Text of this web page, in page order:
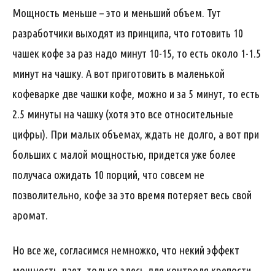
Мощность меньше – это и меньший объем. Тут
разработчики выходят из принципа, что готовить 10
чашек кофе за раз надо минут 10-15, то есть около 1-1.5
минут на чашку. А вот приготовить в маленькой
кофеварке две чашки кофе, можно и за 5 минут, то есть
2.5 минуты на чашку (хотя это все относительные
цифры). При малых объемах, ждать не долго, а вот при
больших с малой мощностью, придется уже более
получаса ожидать 10 порций, что совсем не
позволительно, кофе за это время потеряет весь свой
аромат.
Но все же, согласимся немножко, что некий эффект